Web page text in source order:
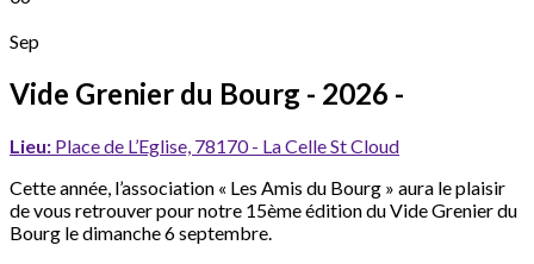
Sep
Vide Grenier du Bourg - 2026 -
Lieu: Place de L’Eglise, 78170 - La Celle St Cloud
Cette année, l’association « Les Amis du Bourg » aura le plaisir
de vous retrouver pour notre 15ème édition du Vide Grenier du
Bourg le dimanche 6 septembre.